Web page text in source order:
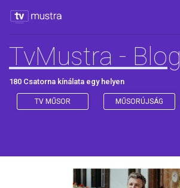
TvMustra - Blog
180 Csatorna kínálata egy helyen
TV MŰSOR MŰSORÚJSÁG